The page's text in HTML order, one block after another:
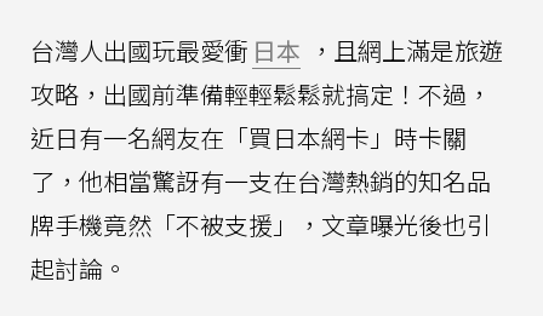
台灣人出國玩最愛衝 日本 ，且網上滿是旅遊
攻略，出國前準備輕輕鬆鬆就搞定！不過，
近日有一名網友在「買日本網卡」時卡關
了，他相當驚訝有一支在台灣熱銷的知名品
牌手機竟然「不被支援」，文章曝光後也引
起討論。